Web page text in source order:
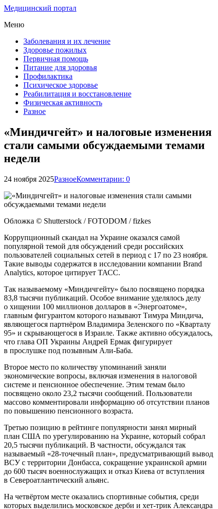
Медицинский портал
Меню
Заболевания и их лечение
Здоровье пожилых
Первичная помощь
Питание для здоровья
Профилактика
Психическое здоровье
Реабилитация и восстановление
Физическая активность
Разное
«Миндичгейт» и налоговые изменения
стали самыми обсуждаемыми темами
недели
24 ноября 2025РазноеКомментарии: 0
Обложка © Shutterstock / FOTODOM / fizkes
Коррупционный скандал на Украине оказался самой
популярной темой для обсуждений среди российских
пользователей социальных сетей в период с 17 по 23 ноября.
Такие выводы содержатся в исследовании компании Brand
Analytics, которое цитирует ТАСС.
Так называемому «Миндичгейту» было посвящено порядка
83,8 тысячи публикаций. Особое внимание уделялось делу
о хищении 100 миллионов долларов в «Энергоатоме»,
главным фигурантом которого называют Тимура Миндича,
являющегося партнёром Владимира Зеленского по «Кварталу
95» и скрывающегося в Израиле. Также активно обсуждалось,
что глава ОП Украины Андрей Ермак фигурирует
в прослушке под позывным Али-Баба.
Второе место по количеству упоминаний заняли
экономические вопросы, включая изменения в налоговой
системе и пенсионное обеспечение. Этим темам было
посвящено около 23,2 тысячи сообщений. Пользователи
массово комментировали информацию об отсутствии планов
по повышению пенсионного возраста.
Третью позицию в рейтинге популярности занял мирный
план США по урегулированию на Украине, который собрал
20,5 тысячи публикаций. В частности, обсуждался так
называемый «28-точечный план», предусматривающий вывод
ВСУ с территории Донбасса, сокращение украинской армии
до 600 тысяч военнослужащих и отказ Киева от вступления
в Североатлантический альянс.
На четвёртом месте оказались спортивные события, среди
которых выделились московское дерби и хет-трик Александра